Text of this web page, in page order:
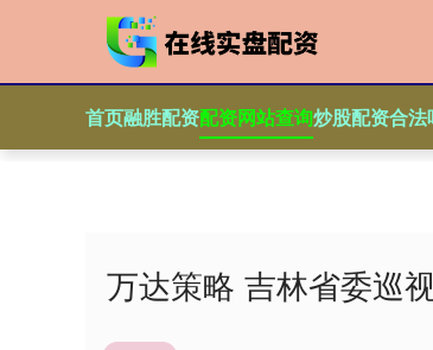
首页融胜配资配资网站查询炒股配资合法
万达策略 吉林省委巡